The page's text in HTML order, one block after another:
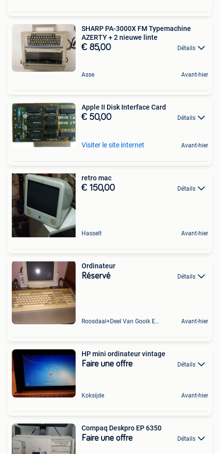
SHARP PA-3000X FM Typemachine
AZERTY + 2 nieuwe linte
€ 85,00 Détails
Asse Avant-hier
Apple II Disk Interface Card
€ 50,00 Détails
Visiter le site internet Avant-hier
retro mac
€ 150,00 Détails
Hasselt Avant-hier
Ordinateur
Réservé Détails
Roosdaal+Deel Van Gooik En Sint-Kwintens-Lennik Avant-hier
HP mini ordinateur vintage
Faire une offre Détails
Koksijde Avant-hier
Compaq Deskpro EP 6350
Faire une offre Détails